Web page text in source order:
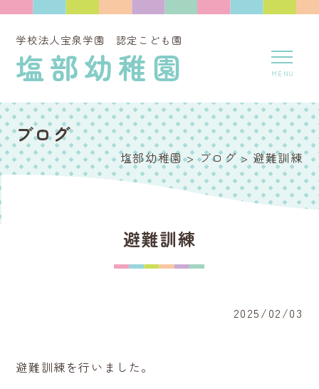
学校法人宝泉学園 認定こども園
塩部幼稚園
ブログ
塩部幼稚園>ブログ>避難訓練
避難訓練
2025/02/03
避難訓練を行いました。